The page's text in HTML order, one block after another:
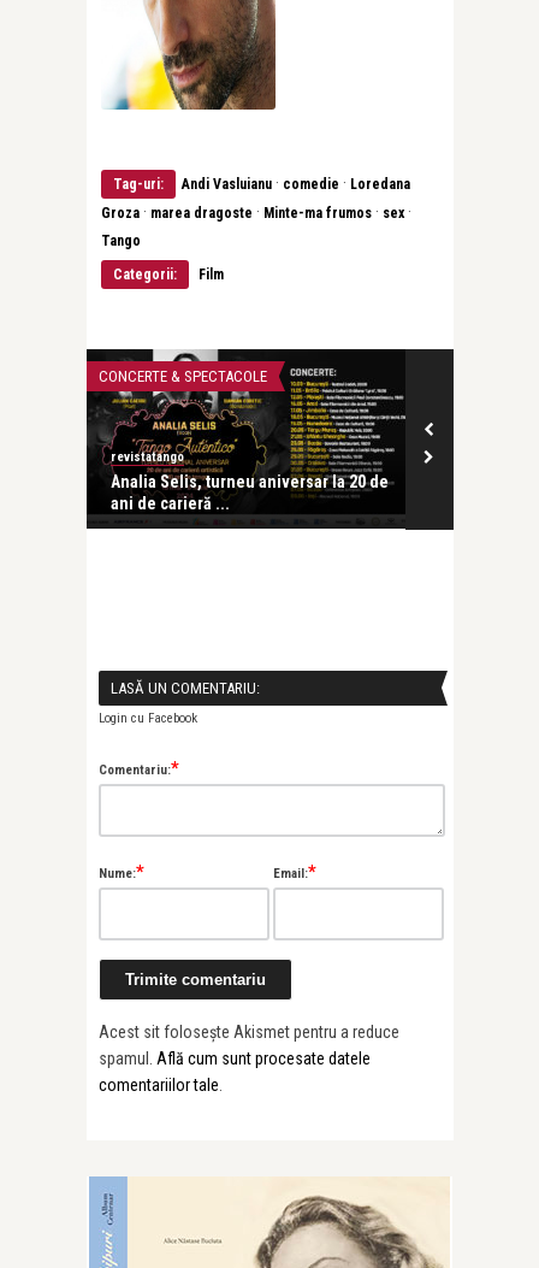
Tag-uri: Andi Vasluianu · comedie · Loredana
Groza · marea dragoste · Minte-ma frumos · sex ·
Tango
Categorii:
Film
CONCERTE & SPECTACOLE
revistatango
Analia Selis, turneu aniversar la 20 de
ani de carieră ...
LASĂ UN COMENTARIU:
Login cu Facebook
Comentariu:*
Nume:* Email:*
Acest sit folosește Akismet pentru a reduce
spamul. Află cum sunt procesate datele
comentariilor tale.